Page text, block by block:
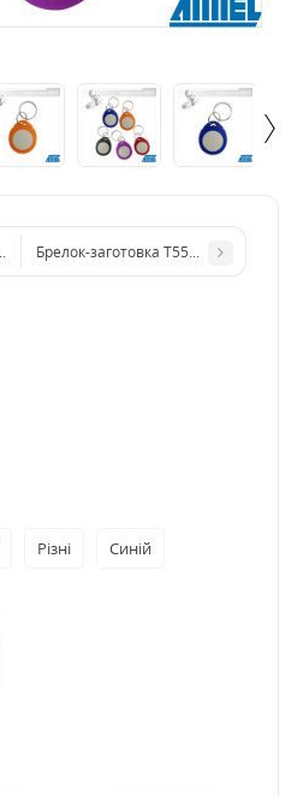
Шкіра Овал
Брелок-заготовка Т5577 NEW
Різні Синій